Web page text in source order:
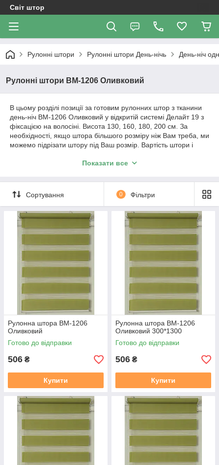
Світ штор
Рулонні штори Рулоннi штори День-нiчь День-ніч
Рулонні штори ВМ-1206 Оливковий
В цьому розділі позиції за готовим рулонних штор з тканини
день-ніч ВМ-1206 Оливковий у відкритій системі Делайт 19 з
фіксацією на волосіні. Висота 130, 160, 180, 200 см. За
необхідності, якщо штора більшого розміру ніж Вам треба, ми
можемо підрізати штору під Ваш розмір. Вартість штори і
Важливо!!! Як відбувається робота з нами. Ми
працюємо з усією Україною!
дзвінком або повідомленням в Вайбер.
2. Термін виготовлення 3-5 днів, залежно від тканини, і від
завантаженості.
3. Відправка готового замовлення здійснюється згідно з
даними у замовленні. Усі відправки відбуваються у
встановлений день після 19.00. Номери декларацій
розсилаються після 20,00 повідомленням у Вайбер, якщо
немає Вайбера, то звичайним СМС!!!
В даному розділі вказана ціна на рулонні штори у відкритій
системі (Делайт 19), ширина штори вказана з тканини, отже
готовий замовлення входить повний монтажний комплект
алюмінієвої круглої планкою), саморізи, для відкритої
системи Делайт 19 фіксація на волосіні. Штора
прикручується до вікна за допомогою саморізів, вони в
комплекті є.
Заміряти потрібно скло плюс штапик з двох сторін, там де
штапик входить в раму є стик, ось від такого стику з одного
боку, до такого ж стику з іншого боку, це і буде розмір по
тканині який вказаний на сайті.
https://mir-shtor.org/cp49985-
Як самому встановити штори дивіться за посиланням:
https://mir-shtor.org/a238919-montazh-sistemy-mini.html
Показати все
Сортування 0 Фільтри
Рулонна штора ВМ-1206
Оливковий
Готово до відправки
506 ₴
Купити
Рулонна штора ВМ-1206
Оливковий 300*1300
Готово до відправки
506 ₴
Купити